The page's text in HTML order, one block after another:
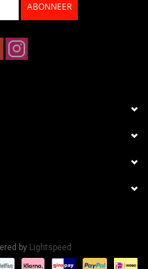
ABONNEER
by Lightspeed